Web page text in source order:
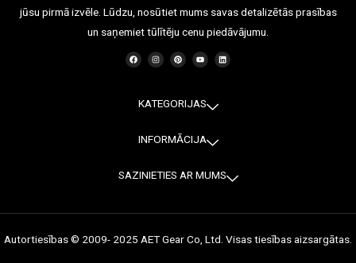
jūsu pirmā izvēle. Lūdzu, nosūtiet mums savas detalizētās prasības
un saņemiet tūlītēju cenu piedāvājumu.
F
a
c
I
n
s
r
a
P
i
n
e
s
Y
o
u
e
L
i
n
KATEGORIJAS
INFORMĀCIJA
SAZINIETIES AR MUMS
Autortiesības © 2009- 2025 AET Gear Co, Ltd. Visas tiesības aizsargātas.